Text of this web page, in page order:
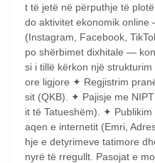
t të jetë në përputhje të
do aktivitet ekonomik
(Instagram, Facebook,
po shërbimet dixhitale —
si i tillë kërkon një
ore ligjore ✦ Regjistrim
sit (QKB). ✦ Pajisje me
it të Tatueshëm). ✦
aqen e internetit (Emri,
hje e detyrimeve tatimore
nyrë të rregullt. Pasojat e